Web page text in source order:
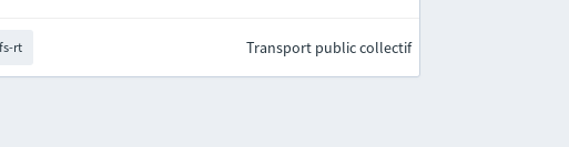
rt Transport public collectif